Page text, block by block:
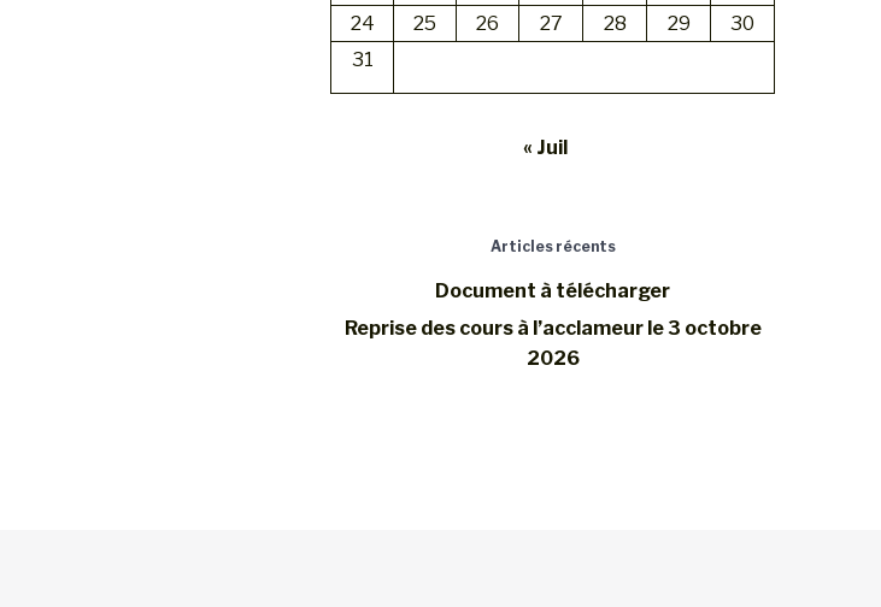
24
25 26 27 28 29
30
31
« Juil
Articles récents
Document à télécharger
Reprise des cours à l’acclameur le 3 octobre
2026